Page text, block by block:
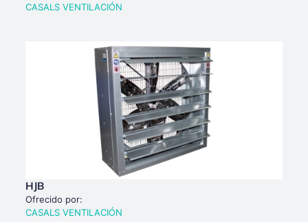
CASALS VENTILACIÓN
HJB
Ofrecido por:
CASALS VENTILACIÓN